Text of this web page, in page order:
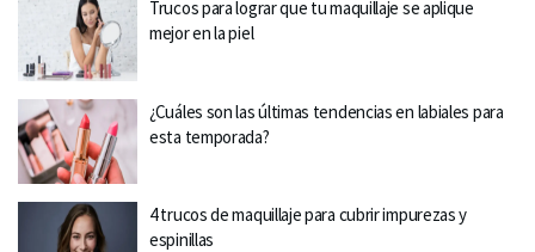
Trucos para lograr que tu maquillaje se aplique
mejor en la piel
¿Cuáles son las últimas tendencias en labiales para
esta temporada?
4 trucos de maquillaje para cubrir impurezas y
espinillas